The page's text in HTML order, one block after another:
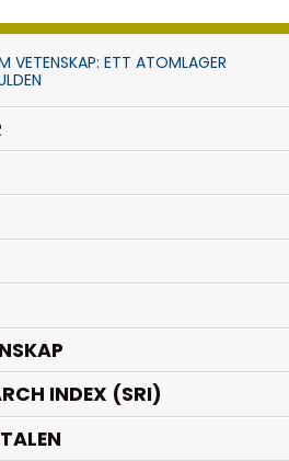
VETENSKAP: ETT ATOMLAGER
INDEX (SRI)